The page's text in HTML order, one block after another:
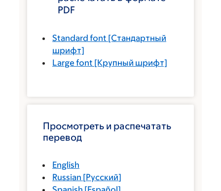
PDF
Standard font [Стандартный
шрифт]
Large font [Крупный шрифт]
Просмотреть и распечатать
перевод
English
Russian [Русский]